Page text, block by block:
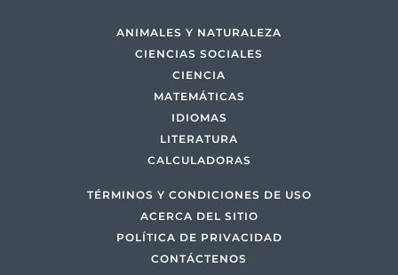
ANIMALES Y NATURALEZA
CIENCIAS SOCIALES
CIENCIA
MATEMÁTICAS
IDIOMAS
LITERATURA
CALCULADORAS
TÉRMINOS Y CONDICIONES DE USO
ACERCA DEL SITIO
POLÍTICA DE PRIVACIDAD
CONTÁCTENOS